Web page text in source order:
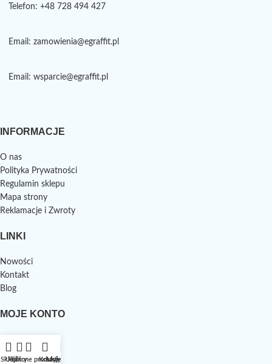
Telefon: +48 728 494 427
Email: zamowienia@egraffit.pl
Email: wsparcie@egraffit.pl
INFORMACJE
O nas
Polityka Prywatności
Regulamin sklepu
Mapa strony
Reklamacje i Zwroty
LINKI
Nowości
Kontakt
Blog
MOJE KONTO
Zamówienia
SklepFiltry
Ulubione produkty
Koszyk
Moje konto